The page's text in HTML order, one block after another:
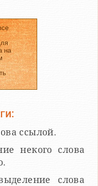
на
ссылой.
некого слова
слова